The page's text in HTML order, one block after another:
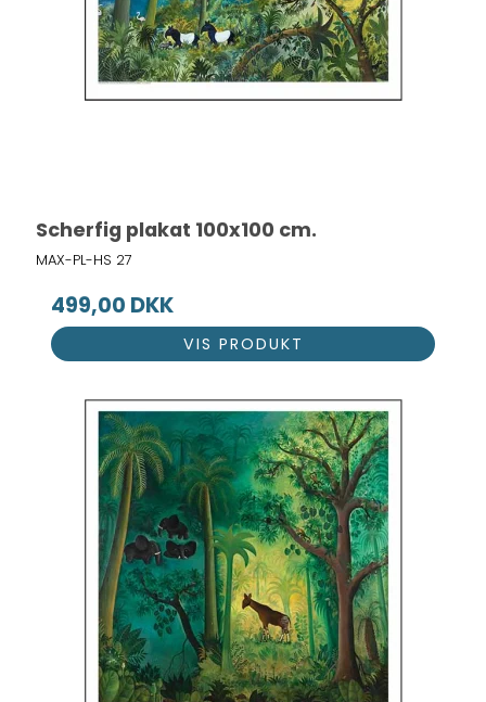
Scherfig plakat 100x100 cm.
MAX-PL-HS 27
499,00 DKK
VIS PRODUKT